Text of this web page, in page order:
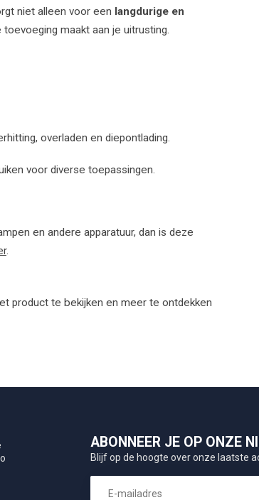
niet alleen voor een langdurige en
maakt aan je uitrusting.
overladen en diepontlading.
voor diverse toepassingen.
en andere apparatuur, dan is deze
.
product te bekijken en meer te ontdekken
ABONNEER JE OP ONZE
Blijf op de hoogte over onze laatste